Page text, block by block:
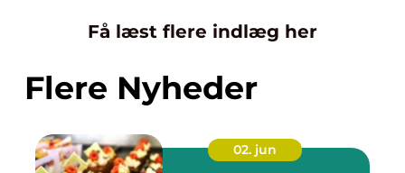
Få læst flere indlæg her
Flere Nyheder
02. jun